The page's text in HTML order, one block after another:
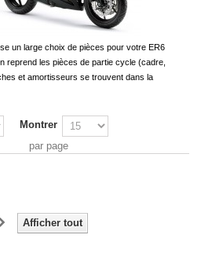
un large choix de pièces pour votre ER6
reprend les pièces de partie cycle (cadre,
et amortisseurs se trouvent dans la
Montrer
par page
Afficher tout